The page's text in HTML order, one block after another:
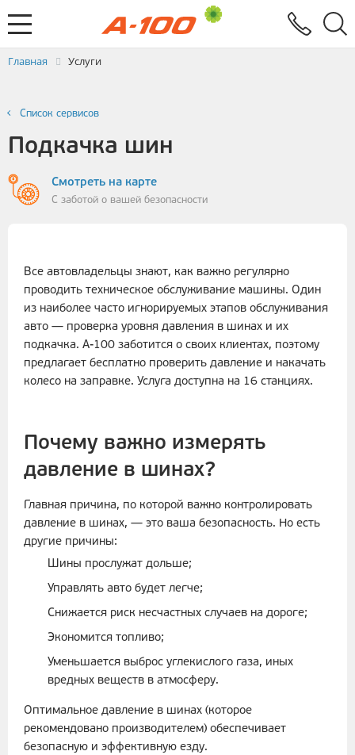
Услуги
Электронный документооборот
Заявка на выставление ЭСЧФ
Главная Услуги
Список сервисов
Подкачка шин
Смотреть на карте
С заботой о вашей безопасности
Все автовладельцы знают, как важно регулярно
проводить техническое обслуживание машины. Один
из наиболее часто игнорируемых этапов обслуживания
авто — проверка уровня давления в шинах и их
подкачка. А-100 заботится о своих клиентах, поэтому
предлагает бесплатно проверить давление и накачать
колесо на заправке. Услуга доступна на 16 станциях.
Почему важно измерять
давление в шинах?
Главная причина, по которой важно контролировать
давление в шинах, — это ваша безопасность. Но есть
другие причины:
Шины прослужат дольше;
Управлять авто будет легче;
Снижается риск несчастных случаев на дороге;
Экономится топливо;
Уменьшается выброс углекислого газа, иных
вредных веществ в атмосферу.
Оптимальное давление в шинах (которое
рекомендовано производителем) обеспечивает
безопасную и эффективную езду.